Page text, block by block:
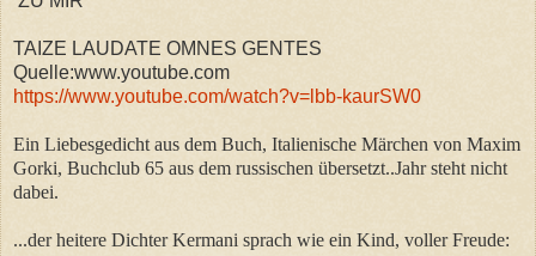
TAIZE LAUDATE OMNES GENTES
Quelle:www.youtube.com
https://www.youtube.com/watch?v=lbb-kaurSW0
Ein Liebesgedicht aus dem Buch, Italienische Märchen von Maxim
Gorki, Buchclub 65 aus dem russischen übersetzt..Jahr steht nicht
dabei.
...der heitere Dichter Kermani sprach wie ein Kind, voller Freude: